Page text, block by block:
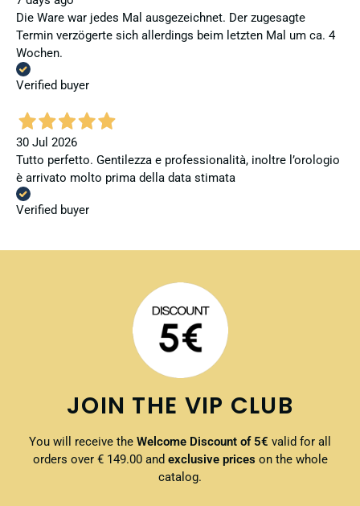
Die Ware war jedes Mal ausgezeichnet. Der zugesagte
Termin verzögerte sich allerdings beim letzten Mal um ca. 4
Wochen.
Verified buyer
30 Jul 2026
Tutto perfetto. Gentilezza e professionalità, inoltre l’orologio
è arrivato molto prima della data stimata
Verified buyer
JOIN THE VIP CLUB
You will receive the Welcome Discount of 5€ valid for all
orders over € 149.00 and exclusive prices on the whole
catalog.